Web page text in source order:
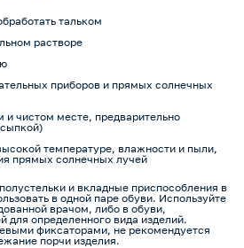
тальком
растворе
приборов и прямых солнечных
и чистом месте, предварительно
температуре, влажности и пыли,
прямых солнечных лучей
и вкладные приспособления в
в одной паре обуви. Используйте
врачом, либо в обуви,
для определенного вида изделий.
фиксаторами, не рекомендуется
порчи изделия.